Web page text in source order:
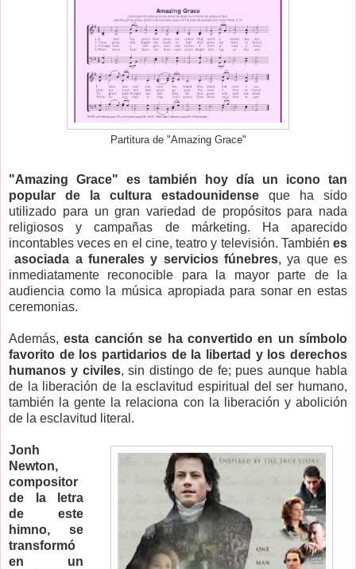
Partitura de "Amazing Grace"
"Amazing Grace" es también hoy día un icono tan
popular de la cultura estadounidense que ha sido
utilizado para un gran variedad de propósitos para nada
religiosos y campañas de márketing. Ha aparecido
incontables veces en el cine, teatro y televisión. También es
asociada a funerales y servicios fúnebres, ya que es
inmediatamente reconocible para la mayor parte de la
audiencia como la música apropiada para sonar en estas
ceremonias.
Además,esta canción se ha convertido en un símbolo
favorito de los partidarios de la libertad y los derechos
humanos y civiles, sin distingo de fe; pues aunque habla
de la liberación de la esclavitud espiritual del ser humano,
también la gente la relaciona con la liberación y abolición
de la esclavitud literal.
Jonh
Newton,
compositor
de la letra
de este
himno, se
transformó
en un